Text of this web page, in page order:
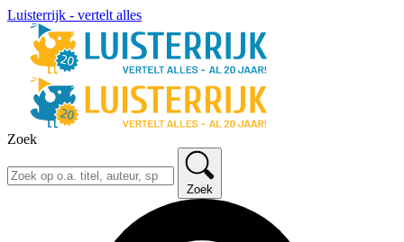
Luisterrijk - vertelt alles
Zoek
Zoek